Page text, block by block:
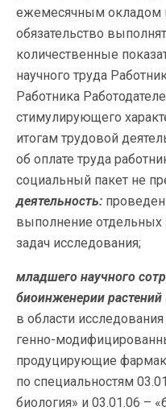
ежемесячным окладом
обязательство
количественные
научного труда
Работника
стимулирующего
итогам трудовой
об оплате труда
социальный пакет не
деятельность:
выполнение отдельных
задач исследования;
младшего научного
биоинженерии растений
в области
генно-
продуцирующие
по специальностям
биология» и 03.01.06 –